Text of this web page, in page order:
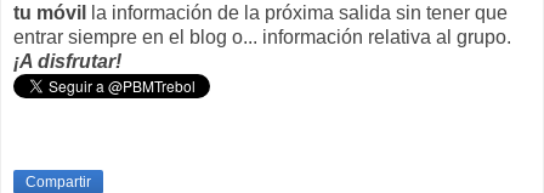
tu móvil
la información de la próxima salida sin tener que
entrar siempre en el blog o... información relativa al grupo.
¡A disfrutar!
Compartir